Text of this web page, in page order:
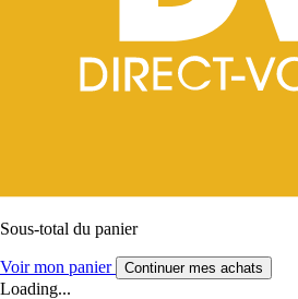
Sous-total du panier
Voir mon panier Continuer mes achats
Loading...